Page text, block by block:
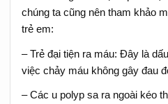
chúng ta cũng nên tham khảo
trẻ em:
– Trẻ đại tiện ra máu: Đây là
việc chảy máu không gây đau
– Các u polyp sa ra ngoài kéo